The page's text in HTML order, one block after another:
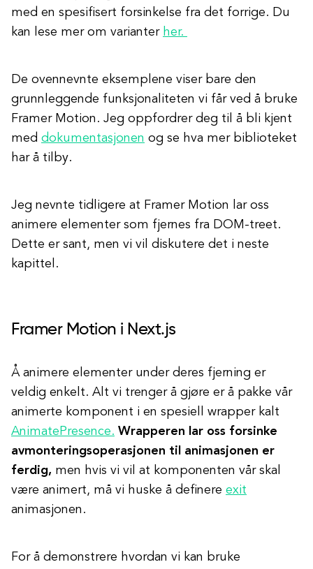
med en spesifisert forsinkelse fra det forrige. Du
kan lese mer om varianter her.
De ovennevnte eksemplene viser bare den
grunnleggende funksjonaliteten vi får ved å bruke
Framer Motion. Jeg oppfordrer deg til å bli kjent
med dokumentasjonen og se hva mer biblioteket
har å tilby.
Jeg nevnte tidligere at Framer Motion lar oss
animere elementer som fjernes fra DOM-treet.
Dette er sant, men vi vil diskutere det i neste
kapittel.
Framer Motion i Next.js
Å animere elementer under deres fjerning er
veldig enkelt. Alt vi trenger å gjøre er å pakke vår
animerte komponent i en spesiell wrapper kalt
AnimatePresence. Wrapperen lar oss forsinke
avmonteringsoperasjonen til animasjonen er
ferdig, men hvis vi vil at komponenten vår skal
være animert, må vi huske å definere exit
animasjonen.
For å demonstrere hvordan vi kan bruke